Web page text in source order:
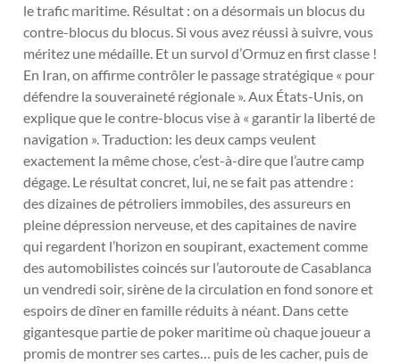
le trafic maritime. Résultat : on a désormais un blocus du
contre-blocus du blocus. Si vous avez réussi à suivre, vous
méritez une médaille. Et un survol d’Ormuz en first classe !
En Iran, on affirme contrôler le passage stratégique « pour
défendre la souveraineté régionale ». Aux États-Unis, on
explique que le contre-blocus vise à « garantir la liberté de
navigation ». Traduction: les deux camps veulent
exactement la même chose, c’est-à-dire que l’autre camp
dégage. Le résultat concret, lui, ne se fait pas attendre :
des dizaines de pétroliers immobiles, des assureurs en
pleine dépression nerveuse, et des capitaines de navire
qui regardent l’horizon en soupirant, exactement comme
des automobilistes coincés sur l’autoroute de Casablanca
un vendredi soir, sirène de la circulation en fond sonore et
espoirs de dîner en famille réduits à néant. Dans cette
gigantesque partie de poker maritime où chaque joueur a
promis de montrer ses cartes… puis de les cacher, puis de